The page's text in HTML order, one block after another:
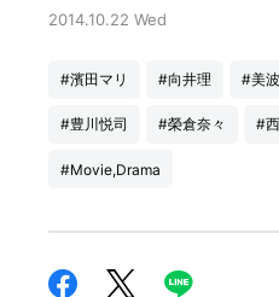
2014.10.22 Wed
#濱田マリ #向井理 #美波
#豊川悦司 #榮倉奈々 #
#Movie,Drama